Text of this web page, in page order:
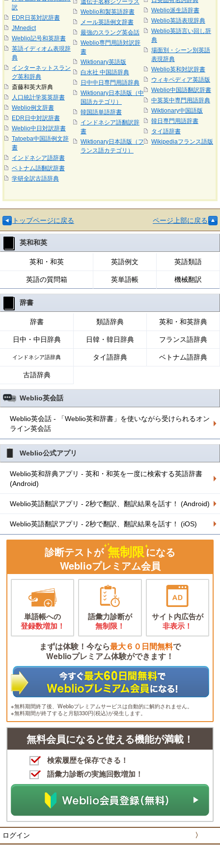
訳
EDR日英対訳辞書
JMnedict
Weblio記号和英辞書
英語イディオム表現辞
典
インターネットスラン
グ英和辞典
斎藤和英大辞典
人口統計学英英辞書
Weblio例文辞書
EDR日中対訳辞書
Weblio中日対訳辞書
Tatoeba中国語例文辞
書
インドネシア語辞書
ベトナム語翻訳辞書
学研全訳古語辞典
遺伝子名称シソーラス
Weblio和製英語辞書
メール英語例文辞書
最強のスラング英会話
Weblio専門用語対訳辞
書
Wiktionary英語版
白水社 中国語辞典
日中中日専門用語辞典
Wiktionary日本語版（中
国語カテゴリ）
韓国語単語辞書
インドネシア語翻訳辞
書
Wiktionary日本語版（フ
ランス語カテゴリ）
Weblio派生語辞書
Weblio英語表現辞典
Weblio英語言い回し辞
典
場面別・シーン別英語
表現辞典
Weblio英和対訳辞書
ウィキペディア英語版
Weblio中国語翻訳辞書
中英英中専門用語辞典
Wiktionary中国語版
韓日専門用語辞書
タイ語辞書
Wikipediaフランス語版
トップページに戻る ページ上部に戻る
英和和英
英和・和英 英語例文 英語類語
英語の質問箱 英単語帳 機械翻訳
辞書
辞書 類語辞典 英和・和英辞典
日中・中日辞典 日韓・韓日辞典 フランス語辞典
インドネシア語辞典 タイ語辞典 ベトナム語辞典
古語辞典
Weblio英会話
Weblio英会話 - 「Weblio英和辞書」を使いながら受けられるオン
ライン英会話
Weblio公式アプリ
Weblio英和辞典アプリ - 英和・和英を一度に検索する英語辞書
(Android)
Weblio英語翻訳アプリ - 2秒で翻訳、翻訳結果を話す！ (Android)
Weblio英語翻訳アプリ - 2秒で翻訳、翻訳結果を話す！ (iOS)
診断テストが 無制限になる
Weblioプレミアム会員
単語帳への
登録数増加！
語彙力診断が
無制限！
サイト内広告が
非表示！
まずは体験！今なら最大６０日間無料で
Weblioプレミアム体験ができます！
※無料期間終了後、Weblioプレミアムサービスは自動的に解約されません。
※無料期間が終了すると月額330円(税込)が発生します。
無料会員になると使える機能が満載！
検索履歴を保存できる！
語彙力診断の実施回数増加！
ログイン 〉